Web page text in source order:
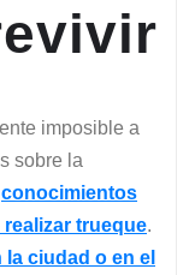
imposible a
sobre la
conocimientos
trueque.
ciudad o en el